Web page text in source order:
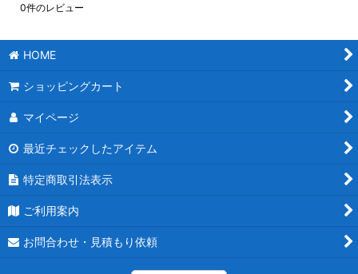
0件のレビュー
HOME
ショッピングカート
マイページ
最近チェックしたアイテム
特定商取引法表示
ご利用案内
お問合わせ・見積もり依頼